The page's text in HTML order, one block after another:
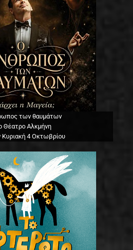
των θαυμάτων
Θέατρο Αλκμήνη
Κυριακή 4 Οκτωβρίου